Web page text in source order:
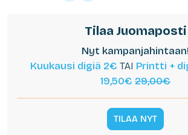
Tilaa Juomaposti
Nyt
Kuukausi digiä 2€ TAI Printti +
19,50€ 29,00€
TILAA NYT